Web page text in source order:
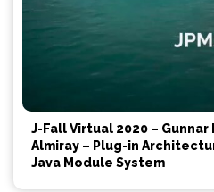
J-Fall Virtual 2020 –
Almiray – Plug-in
Java Module System